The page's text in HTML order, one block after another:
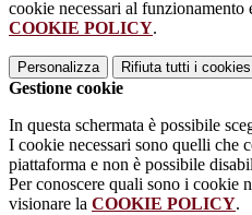
cookie necessari al
COOKIE POLICY.
Personalizza Rifiuta tutti i cookies
Gestione cookie
In questa schermata è possibile
I cookie necessari sono quelli che
piattaforma e non è possibile
Per conoscere quali sono i cookie
visionare la COOKIE POLICY.